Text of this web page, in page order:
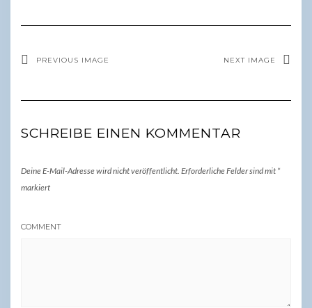
PREVIOUS IMAGE NEXT IMAGE
SCHREIBE EINEN KOMMENTAR
Deine E-Mail-Adresse wird nicht veröffentlicht. Erforderliche Felder sind mit *
markiert
COMMENT